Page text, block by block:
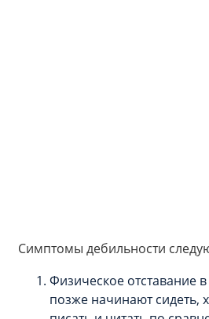
Симптомы дебильности
Физическое отставание
позже начинают сидеть,